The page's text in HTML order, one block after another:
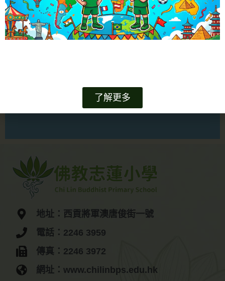
地址：西貢將軍澳唐俊街一號
電話：2246 3959
傳真：2246 3972
網址：www.chilinbps.edu.hk
了解更多